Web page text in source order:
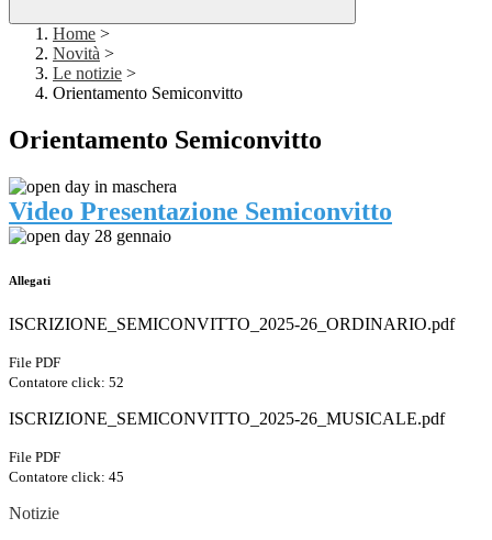
Home >
Novità >
Le notizie >
Orientamento Semiconvitto
Orientamento Semiconvitto
Video Presentazione Semiconvitto
Allegati
ISCRIZIONE_SEMICONVITTO_2025-26_ORDINARIO.pdf
File PDF
Contatore click: 52
ISCRIZIONE_SEMICONVITTO_2025-26_MUSICALE.pdf
File PDF
Contatore click: 45
Notizie